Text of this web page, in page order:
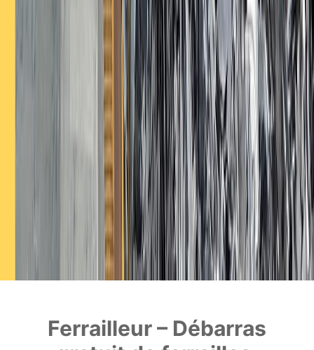
Ferrailleur – Débarras